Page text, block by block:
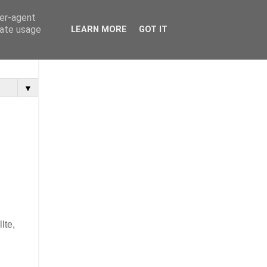
▼
agent
usage
LEARN MORE GOT IT